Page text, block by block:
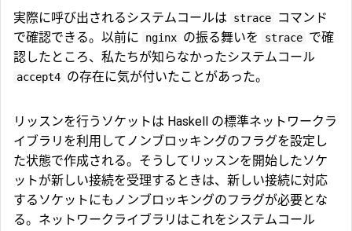
実際に呼び出されるシステムコールは strace
コマンド
で確認できる。以前に
nginx の振る舞いを strace で確
認したところ、私たちが知らなかったシステムコール
accept4 の存在に気が付いたことがあった。
リッスンを行うソケットは Haskell の標準ネットワークラ
イブラリを利用してノンブロッキングのフラグを設定し
た状態で作成される。そうしてリッスンを開始したソケ
ットが新しい接続を受理するときは、新しい接続に対応
するソケットにもノンブロッキングのフラグが必要とな
る。ネットワークライブラリはこれをシステムコール